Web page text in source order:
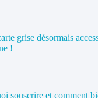
grise désormais
!
souscrire et comment